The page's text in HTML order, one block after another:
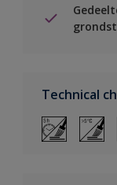
Technical